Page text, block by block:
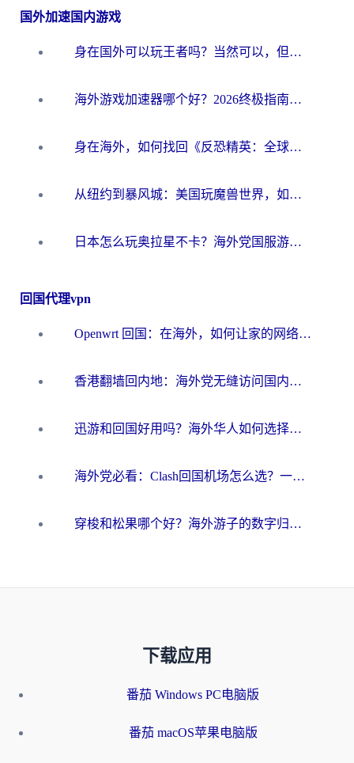
国外加速国内游戏
身在国外可以玩王者吗？当然可以，但你需要这份“加速”指南
海外游戏加速器哪个好？2026终极指南帮你畅玩国服+解决卡顿难题
身在海外，如何找回《反恐精英：全球攻势》国服的丝滑手感？一份给你的终极指南
从纽约到暴风城：美国玩魔兽世界，如何找到你的最佳网络航线
日本怎么玩奥拉星不卡？海外党国服游戏加速器选择全攻略
回国代理vpn
Openwrt 回国：在海外，如何让家的网络触手可及
香港翻墙回内地：海外党无缝访问国内资源的加速器选择全攻略
迅游和回国好用吗？海外华人如何选择靠谱的回国加速器
海外党必看：Clash回国机场怎么选？一篇搞定无缝访问国内资源的全攻略
穿梭和松果哪个好？海外游子的数字归乡路，到底该怎么选
下载应用
番茄 Windows PC电脑版
番茄 macOS苹果电脑版